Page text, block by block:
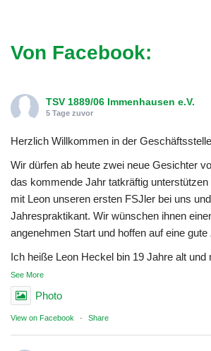
Von Facebook:
TSV 1889/06 Immenhausen e.V.
5 Tage zuvor
Herzlich Willkommen in der
Wir dürfen ab heute zwei neue Gesichter
das kommende Jahr tatkräftig
mit Leon unseren ersten FSJler bei uns
Jahrespraktikant. Wir wünschen ihnen
angenehmen Start und hoffen auf eine
Ich heiße Leon Heckel bin 19 Jahre alt und
See More
Photo
View on Facebook · Share